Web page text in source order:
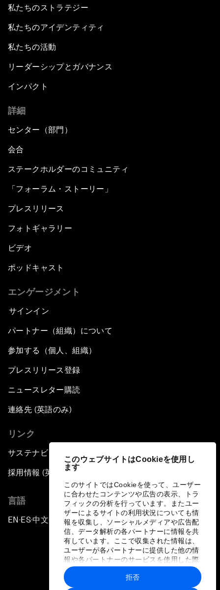
このウェブサイトはCookieを使用し
ます
このサイトではCookieを使って、ユーザー
に合わせたコンテンツや広告の表示、トラ
フィックの分析を行っています。またユー
ザーによるサイトの利用状況についても情
報を収集し、ソーシャルメディアや広告配
信、データ解析の各パートナーに情報を共
有しています。ここで収集された情報は、
ユーザーが各パートナーに提供した他の情
報や各パートナーのサービスを使用した際
に収集された情報と組み合わされ、各パー
トナーによって使用されることがありま
す。
拒否
私たちのストラテジー
私たちのアイデンティティ
私たちの活動
リーダーシップとガバナンス
インパクト
詳細
センター（部門）
会合
ステークホルダーのコミュニティ
「フォーラム・ストーリー」
プレスリリース
フォトギャラリー
ビデオ
ポッドキャスト
エンゲージメント
サインイン
パートナー（組織）について
参加する（個人、組織）
プレスリリース登録
ニュースレター購読
連絡先 (英語のみ)
リンク
サステナビリティへの取り組み
採用情報 (英語のみ)
言語
EN ▪ES▪中文▪ 日本語
プライバシーポリシーと利用規約